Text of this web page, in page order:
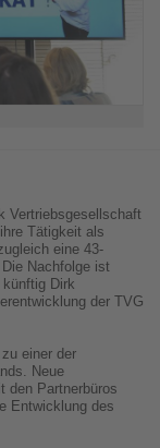
Vertriebsgesellschaft
Tätigkeit als
eine 43-
Nachfolge ist
Dirk
der TVG
einer der
Neue
den Partnerbüros
Entwicklung des